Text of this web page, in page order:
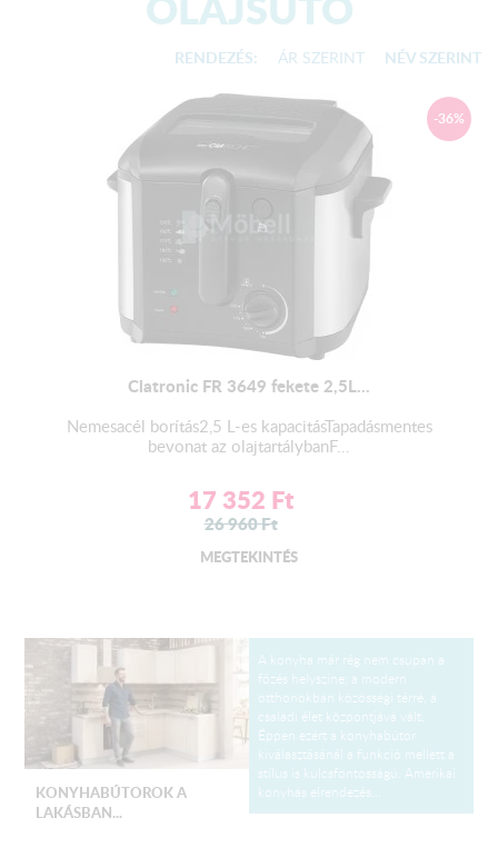
RENDEZÉS: ÁR SZERINT NÉV SZERINT
-36%
Clatronic FR 3649 fekete 2,5L...
Nemesacél borítás2,5 L-es kapacitásTapadásmentes
bevonat az olajtartálybanF...
17 352 Ft
26 960Ft
MEGTEKINTÉS
KONYHABÚTOROK A
LAKÁSBAN...
A konyha már rég nem csupán a
főzés helyszíne; a modern
otthonokban közösségi térré, a
családi élet központjává vált.
Éppen ezért a konyhabútor
kiválasztásánál a funkció mellett a
stílus is kulcsfontosságú. Amerikai
konyhás elrendezés...